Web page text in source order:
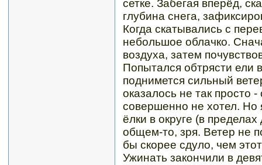
сетке. Забегая вперёд,
глубина снега,
Когда скатывались с
небольшое облачко.
воздуха, затем
Попытался обтрясти ели
поднимется сильный
оказалось не так просто
совершенно не хотел. Но
ёлки в округе (в
общем-то, зря. Ветер не
бы скорее сдуло, чем
Ужинать закончили в